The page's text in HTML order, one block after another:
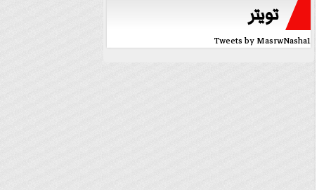
تويتر
Tweets by MasrwNasha1